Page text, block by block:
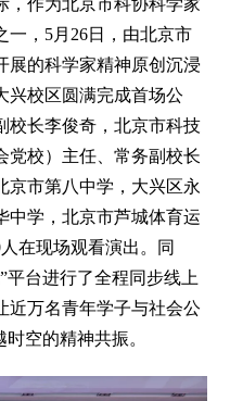
， 5月26日，由北京市
展的科学家精神原创沉浸
兴校区圆满完成首场公
校长李俊奇，北京市科技
党校）主任、常务副校长
京市第八中学，大兴区永
中学，北京市芦城体育运
在现场观看演出。同
平台进行了全程同步线上
近万名青年学子与社会公
空的精神共振。